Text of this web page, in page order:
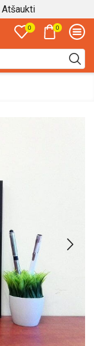
Atšaukti
0 0